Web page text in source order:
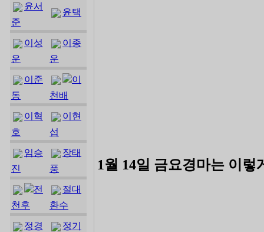
윤서
준
윤택
이성
운
이종
운
이준
동
이
천배
이혁
호
이현
섭
임승
진
장태
풍
전
천후
절대
환수
정경
정기
1월 14일 금요경마는 이렇